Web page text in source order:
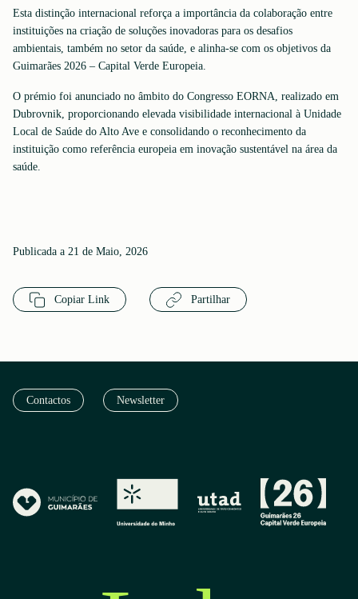
Esta distinção internacional reforça a importância da colaboração entre
instituições na criação de soluções inovadoras para os desafios
ambientais, também no setor da saúde, e alinha-se com os objetivos da
Guimarães 2026 – Capital Verde Europeia.
O prémio foi anunciado no âmbito do Congresso EORNA, realizado em
Dubrovnik, proporcionando elevada visibilidade internacional à Unidade
Local de Saúde do Alto Ave e consolidando o reconhecimento da
instituição como referência europeia em inovação sustentável na área da
saúde.
Publicada a 21 de Maio, 2026
Copiar Link Partilhar
Contactos Newsletter